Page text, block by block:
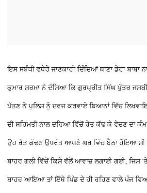
ਇਸ ਸਬੰਧੀ ਵਧੇਰੇ ਜਾਣਕਾਰੀ ਦਿੰਦਿਆਂ ਥਾਣਾ ਡੇਰਾ
ਕੁਮਾਰ ਸ਼ਰਮਾ ਨੇ ਦੱਸਿਆ ਕਿ ਗੁਰਪ੍ਰੀਤ ਸਿੰਘ ਪੁੱਤਰ
ਪੱਤਣ ਨੇ ਪੁਲਿਸ ਨੂੰ ਦਰਜ ਕਰਵਾਏ ਬਿਆਨਾਂ ਵਿੱਚ
ਦੀ ਸਹਿਮਤੀ ਨਾਲ ਦਰਿਆ ਵਿੱਚੋਂ ਰੇਤ ਕੱਢ ਕੇ ਵੇਚਣ ਦਾ
ਉਹ ਰੇਤ ਕੱਢਣ ਉਪਰੰਤ ਆਪਣੇ ਘਰ ਵਿੱਚ ਬੈਠਾ ਹੋਇਆ ਸੀ
ਬਾਹਰ ਗਲੀ ਵਿੱਚੋਂ ਕਿਸੇ ਵੱਲੋਂ ਆਵਾਜ਼ ਲਗਾਈ ਗਈ, ਜਿਸ
ਬਾਹਰ ਆਇਆ ਤਾਂ ਇੱਥੇ ਪਿੰਡ ਦੇ ਹੀ ਰਹਿਣ ਵਾਲੇ ਪੰਜ